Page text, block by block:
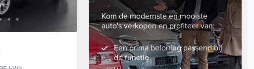
Kom de modernste en mooiste
auto's verkopen en profiteer van:
Een prima beloning passend bij
de functie